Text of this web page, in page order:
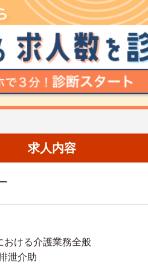
求人内容
おける介護業務全般
泄介助